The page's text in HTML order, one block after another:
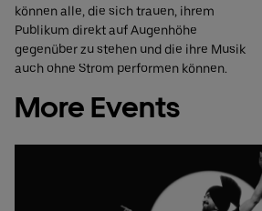
können alle, die sich trauen, ihrem
Publikum direkt auf Augenhöhe
gegenüber zu stehen und die ihre Musik
auch ohne Strom performen können.
More Events